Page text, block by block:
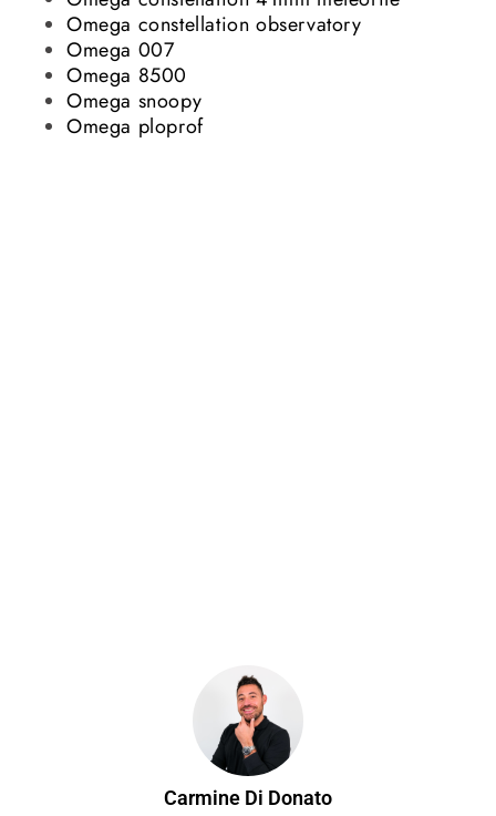
Omega constellation observatory
Omega 007
Omega 8500
Omega snoopy
Omega ploprof
Carmine Di Donato